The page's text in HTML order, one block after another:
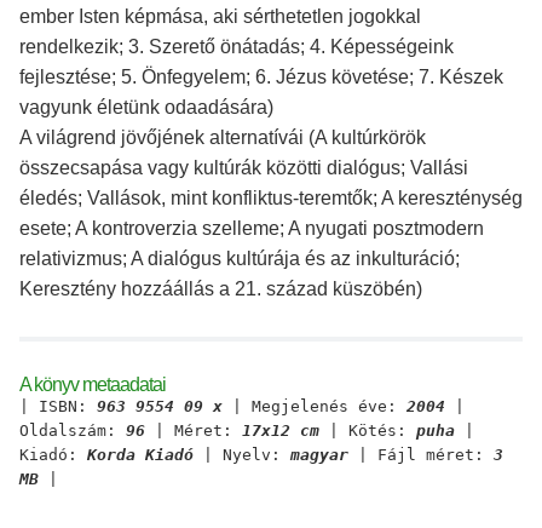
ember Isten képmása, aki sérthetetlen jogokkal
rendelkezik; 3. Szerető önátadás; 4. Képességeink
fejlesztése; 5. Önfegyelem; 6. Jézus követése; 7. Készek
vagyunk életünk odaadására)
A világrend jövőjének alternatívái (A kultúrkörök
összecsapása vagy kultúrák közötti dialógus; Vallási
éledés; Vallások, mint konfliktus-teremtők; A kereszténység
esete; A kontroverzia szelleme; A nyugati posztmodern
relativizmus; A dialógus kultúrája és az inkulturáció;
Keresztény hozzáállás a 21. század küszöbén)
A könyv metaadatai
| ISBN: 963 9554 09 x | Megjelenés éve: 2004
Oldalszám: 96 | Méret: 17x12 cm | Kötés: puha
Kiadó: Korda Kiadó | Nyelv: magyar | Fájl méret: 3
MB